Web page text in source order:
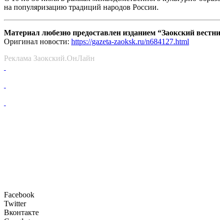
на популяризацию традиций народов России.
Материал любезно предоставлен изданием “Заокский
Оригинал новости: https://gazeta-zaoksk.ru/n684127.html
Реклама Заокский.ОнЛайн
Facebook
Twitter
Вконтакте